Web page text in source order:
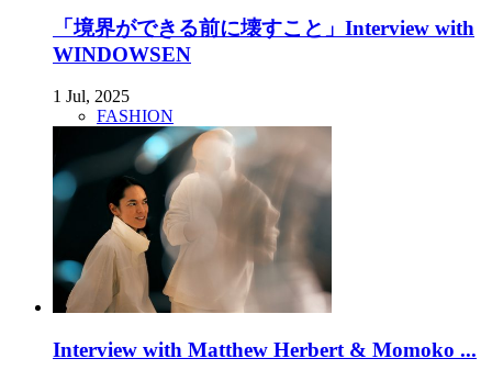
「境界ができる前に壊すこと」Interview with
WINDOWSEN
1 Jul, 2025
FASHION
Interview with Matthew Herbert & Momoko ...